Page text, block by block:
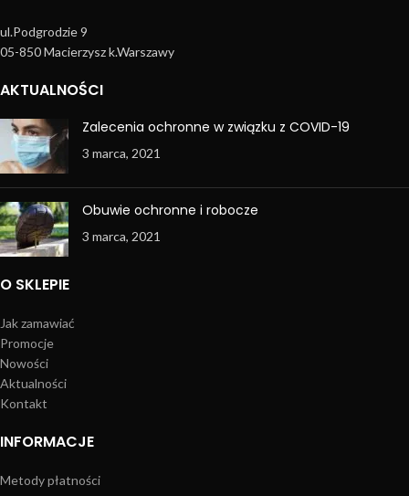
ul.Podgrodzie 9
05-850 Macierzysz k.Warszawy
AKTUALNOŚCI
Zalecenia ochronne w związku z COVID-19
3 marca, 2021
Obuwie ochronne i robocze
3 marca, 2021
O SKLEPIE
Jak zamawiać
Promocje
Nowości
Aktualności
Kontakt
INFORMACJE
Metody płatności